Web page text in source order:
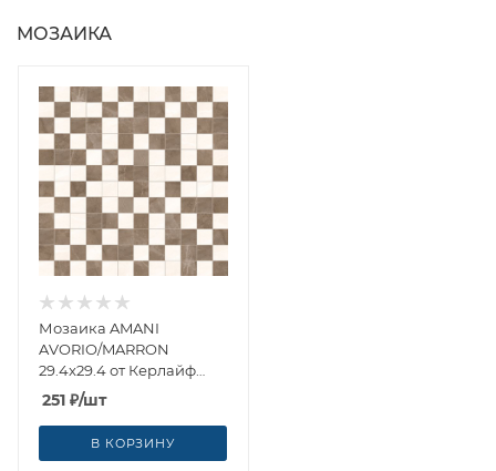
МОЗАИКА
Мозаика AMANI
AVORIO/MARRON
29.4x29.4 от Керлайф
(Россия)
251 ₽/шт
В КОРЗИНУ